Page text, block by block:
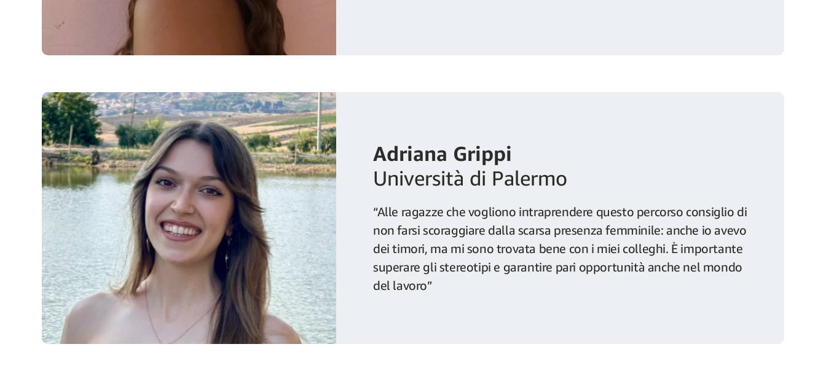
Adriana Grippi
Università di Palermo
“Alle ragazze che vogliono intraprendere questo percorso consiglio di
non farsi scoraggiare dalla scarsa presenza femminile: anche io avevo
dei timori, ma mi sono trovata bene con i miei colleghi. È importante
superare gli stereotipi e garantire pari opportunità anche nel mondo
del lavoro”